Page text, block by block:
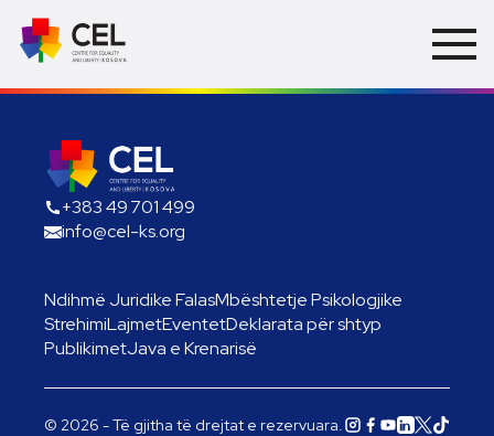
+383 49 701 499
info@cel-ks.org
Ndihmë Juridike FalasMbështetje Psikologjike
StrehimiLajmetEventetDeklarata për shtyp
PublikimetJava e Krenarisë
© 2026 - Të gjitha të drejtat e rezervuara.